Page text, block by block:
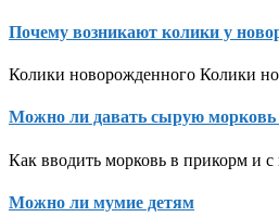
Почему возникают колики у
Колики новорожденного Колики
Можно ли давать сырую морковь
Как вводить морковь в прикорм и с
Можно ли мумие детям